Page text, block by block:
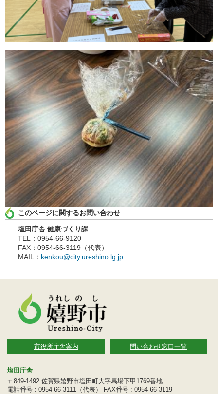
このページに関するお問い合わせ
塩田庁舎 健康づくり課
TEL：0954-66-9120
FAX：0954-66-3119（代表）
MAIL： kenkou@city.ureshino.lg.jp
市役所庁舎案内 問い合わせ窓口一覧
塩田庁舎
〒849-1492 佐賀県嬉野市塩田町大字馬場下甲1769番地
電話番号 : 0954-66-3111（代表） FAX番号 : 0954-66-3119